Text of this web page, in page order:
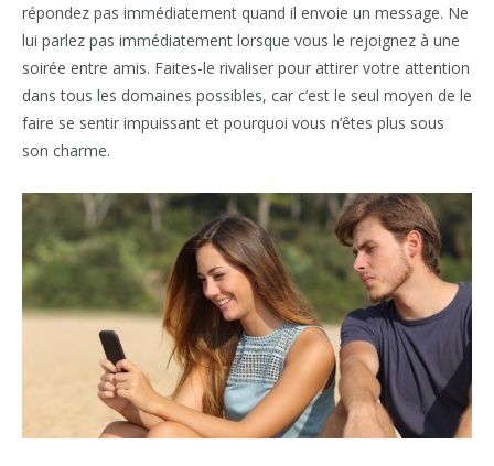
répondez pas immédiatement quand il envoie un message. Ne
lui parlez pas immédiatement lorsque vous le rejoignez à une
soirée entre amis. Faites-le rivaliser pour attirer votre attention
dans tous les domaines possibles, car c’est le seul moyen de le
faire se sentir impuissant et pourquoi vous n’êtes plus sous
son charme.